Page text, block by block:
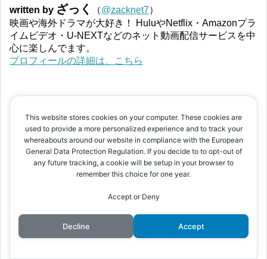
written by ざっく （@zacknet7）
映画や海外ドラマが大好き！ HuluやNetflix・Amazonプラ
イムビデオ・U-NEXTなどのネット動画配信サービスを中
心に楽しんでます。
プロフィールの詳細は、こちら
This website stores cookies on your computer. These cookies are
used to provide a more personalized experience and to track your
whereabouts around our website in compliance with the European
General Data Protection Regulation. If you decide to to opt-out of
any future tracking, a cookie will be setup in your browser to
remember this choice for one year.
Accept or Deny
Decline Accept